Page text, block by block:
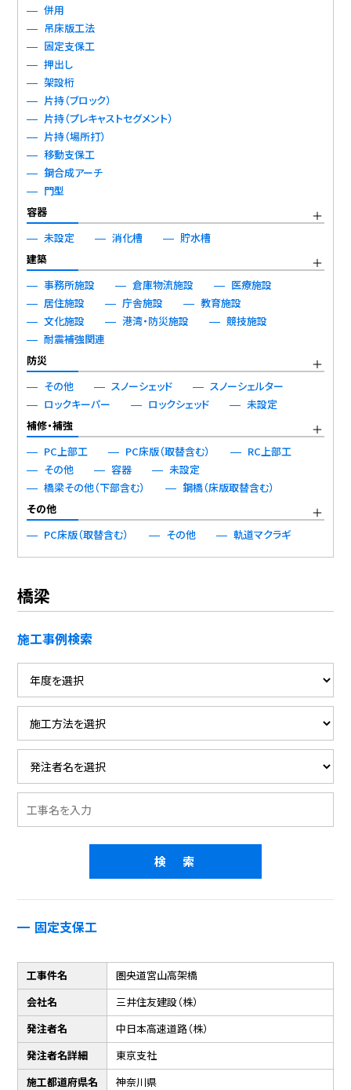
併用
吊床版工法
固定支保工
押出し
架設桁
片持（ブロック）
片持（プレキャストセグメント）
片持（場所打）
移動支保工
鋼合成アーチ
門型
容器
未設定
消化槽
貯水槽
建築
事務所施設
倉庫物流施設
医療施設
居住施設
庁舎施設
教育施設
文化施設
港湾・防災施設
競技施設
耐震補強関連
防災
その他
スノーシェッド
スノーシェルター
ロックキーパー
ロックシェッド
未設定
補修・補強
PC上部工
PC床版（取替含む）
RC上部工
その他
容器
未設定
橋梁その他（下部含む）
鋼橋（床版取替含む）
その他
PC床版（取替含む）
その他 軌道マクラギ
橋梁
施工事例検索
固定支保工
工事件名
圏央道宮山高架橋
会社名
三井住友建設（株）
発注者名
中日本高速道路（株）
発注者名詳細
東京支社
施工都道府県名
神奈川県